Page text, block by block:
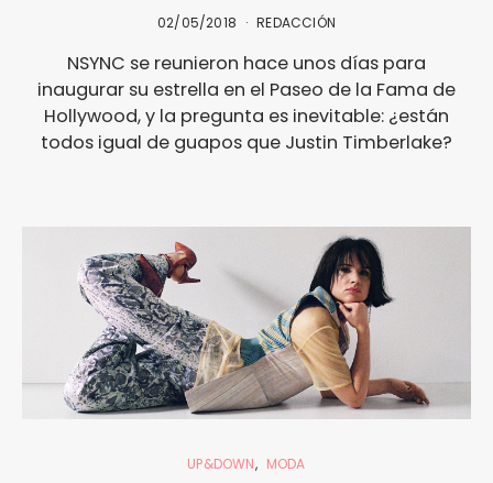
02/05/2018 REDACCIÓN
NSYNC se reunieron hace unos días para
inaugurar su estrella en el Paseo de la Fama de
Hollywood, y la pregunta es inevitable: ¿están
todos igual de guapos que Justin Timberlake?
UP&DOWN MODA